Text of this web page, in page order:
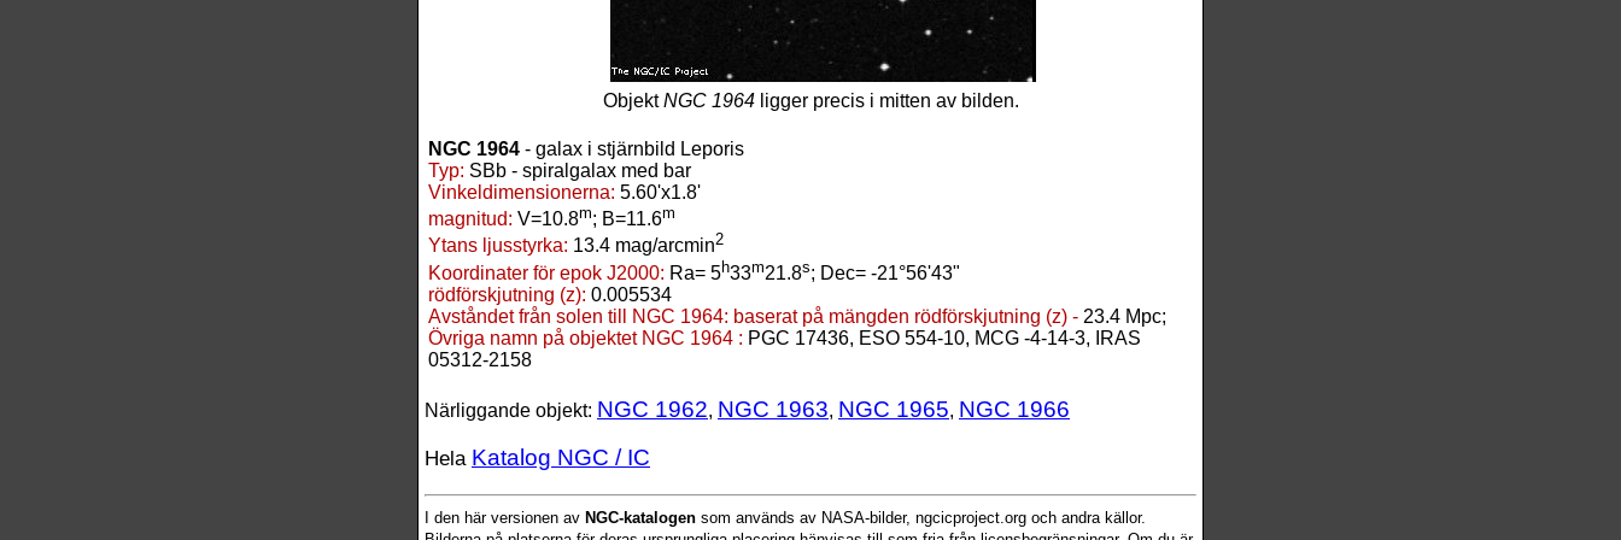
ObjektNGC 1964ligger precis i mitten av bilden.
NGC 1964 - galax i stjärnbild Leporis
Typ: SBb - spiralgalax med bar
Vinkeldimensionerna: 5.60'x1.8'
magnitud: V=10.8m; B=11.6m
Ytans ljusstyrka: 13.4 mag/arcmin2
Koordinater för epok J2000: Ra= 5h33m21.8s; Dec= -21°56'43"
rödförskjutning (z): 0.005534
Avståndet från solen till NGC 1964: baserat på mängden rödförskjutning (z) - 23.4 Mpc;
Övriga namn på objektet NGC 1964 : PGC 17436, ESO 554-10, MCG -4-14-3, IRAS
05312-2158
Närliggande objekt: NGC 1962, NGC 1963, NGC 1965, NGC 1966
Hela Katalog NGC / IC
I den här versionen av NGC-katalogen som används av NASA-bilder, ngcicproject.org och andra källor.